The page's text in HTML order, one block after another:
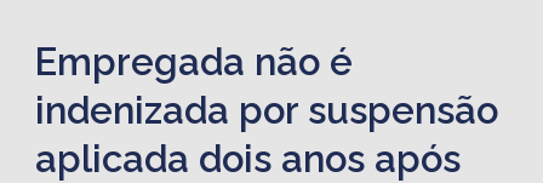
Empregada não é
indenizada por suspensão
aplicada dois anos após